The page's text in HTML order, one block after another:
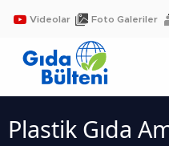
Videolar Foto Galeriler
Plastik Gıda